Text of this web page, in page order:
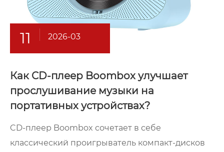
11 2026-03
Как CD-плеер Boombox улучшает
прослушивание музыки на
портативных устройствах?
CD-плеер Boombox сочетает в себе
классический проигрыватель компакт-дисков